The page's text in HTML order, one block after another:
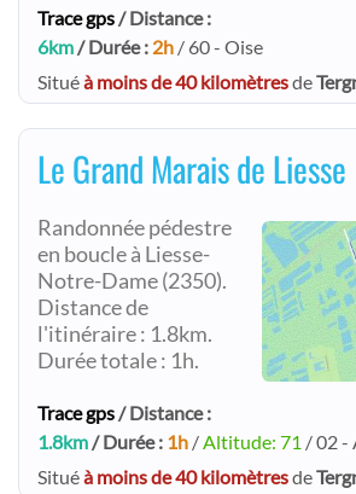
Trace gps/ Distance :
6km/ Durée : 2h / 60 - Oise
Situéà moins de 40 kilomètresde
Le Grand Marais de Liesse
Randonnée pédestre
en boucle à Liesse-
Notre-Dame (2350).
Distance de
l'itinéraire : 1.8km.
Durée totale : 1h.
Trace gps/ Distance :
1.8km/ Durée : 1h /Altitude: 71 / 02 -
Situéà moins de 40 kilomètresde